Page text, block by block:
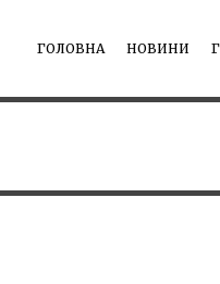
ГОЛОВНА НОВИНИ